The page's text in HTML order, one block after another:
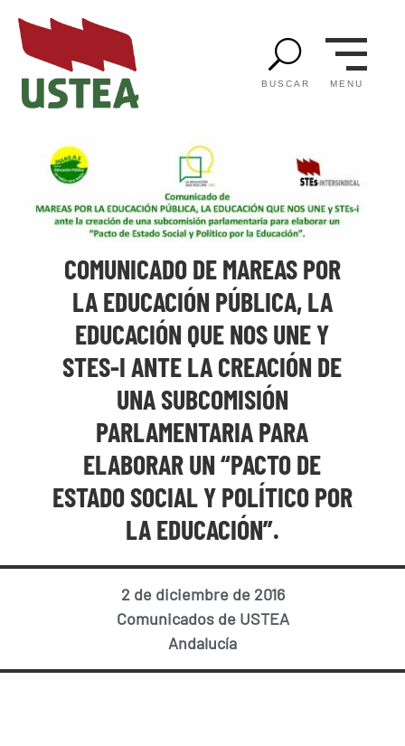
U
BUSCAR MENU
COMUNICADO DE MAREAS POR
LA EDUCACIÓN PÚBLICA, LA
EDUCACIÓN QUE NOS UNE Y
STES-I ANTE LA CREACIÓN DE
UNA SUBCOMISIÓN
PARLAMENTARIA PARA
ELABORAR UN “PACTO DE
ESTADO SOCIAL Y POLÍTICO POR
LA EDUCACIÓN”.
2 de diciembre de 2016
Comunicados de USTEA
Andalucía